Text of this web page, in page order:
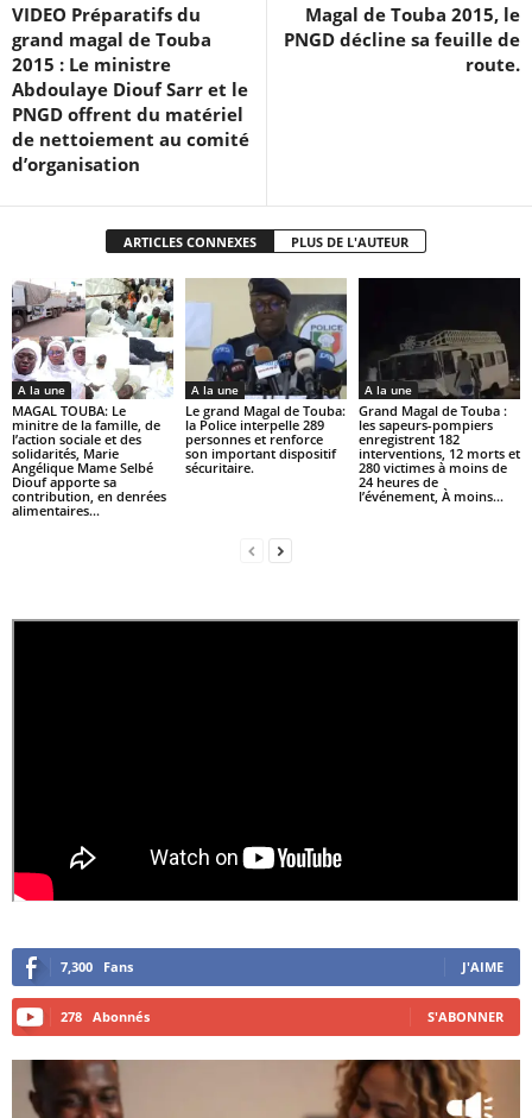
VIDEO Préparatifs du
grand magal de Touba
2015 : Le ministre
Abdoulaye Diouf Sarr et le
PNGD offrent du matériel
de nettoiement au comité
d’organisation
Magal de Touba 2015, le
PNGD décline sa feuille de
route.
ARTICLES CONNEXES PLUS DE L'AUTEUR
A la une
MAGAL TOUBA: Le
minitre de la famille, de
l’action sociale et des
solidarités, Marie
Angélique Mame Selbé
Diouf apporte sa
contribution, en denrées
alimentaires...
A la une
Le grand Magal de Touba:
la Police interpelle 289
personnes et renforce
son important dispositif
sécuritaire.
A la une
Grand Magal de Touba :
les sapeurs-pompiers
enregistrent 182
interventions, 12 morts et
280 victimes à moins de
24 heures de
l’événement, À moins...
7,300 Fans J'AIME
278 Abonnés S'ABONNER